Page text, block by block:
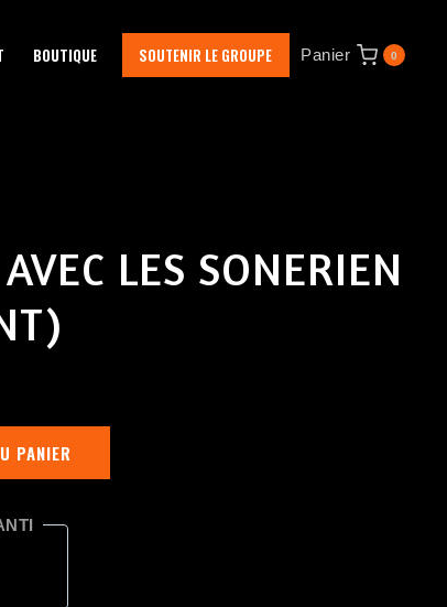
BOUTIQUE SOUTENIR LE GROUPE Panier 0
LES SONERIEN
PANIER